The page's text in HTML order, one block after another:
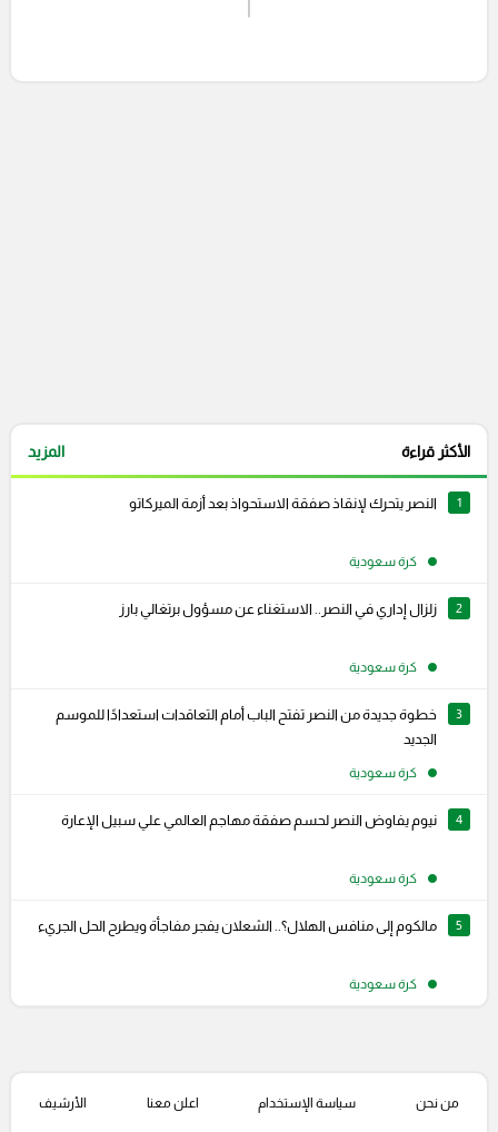
الأكثر قراءة المزيد
1 النصر يتحرك لإنقاذ صفقة الاستحواذ بعد أزمة الميركاتو
كرة سعودية
2 زلزال إداري في النصر.. الاستغناء عن مسؤول برتغالي بارز
كرة سعودية
3
خطوة جديدة من النصر تفتح الباب أمام التعاقدات استعدادًا للموسم
الجديد
كرة سعودية
4 نيوم يفاوض النصر لحسم صفقة مهاجم العالمي علي سبيل الإعارة
كرة سعودية
5 مالكوم إلى منافس الهلال؟.. الشعلان يفجر مفاجأة ويطرح الحل الجريء
كرة سعودية
من نحن سياسة الإستخدام اعلن معنا الأرشيف